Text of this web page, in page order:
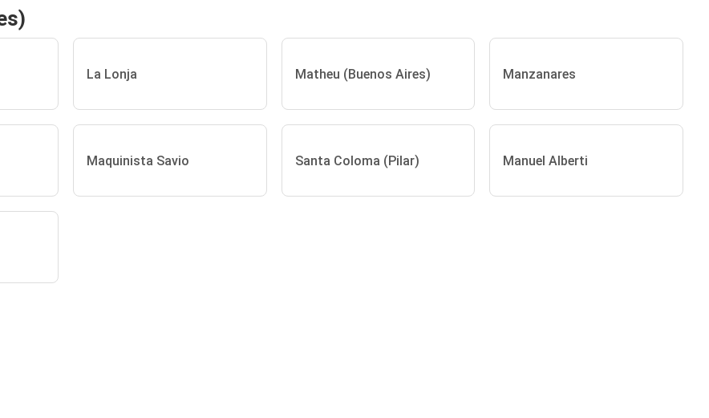
La Lonja Matheu (Buenos Aires) Manzanares
Maquinista Savio Santa Coloma (Pilar) Manuel Alberti